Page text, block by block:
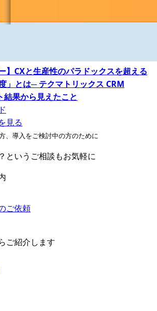
】CXと生産性のパラドックスを超える
」とは─ テクマトリックス CRM
果から見えたこと
見る
、導入をご検討中の方のために
というご相談もお気軽に
ご依頼
ご紹介します